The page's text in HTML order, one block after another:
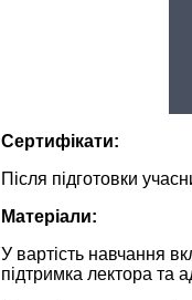
Сертифікати:
Після підготовки
Матеріали:
У вартість навчання
підтримка лектора та